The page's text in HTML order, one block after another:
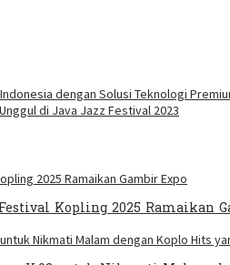
dengan Solusi Teknologi
di Java Jazz Festival 2023
Kopling 2025 Ramaikan